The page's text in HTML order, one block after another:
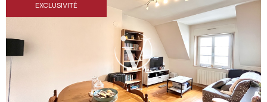
EXCLUSIVITÉ